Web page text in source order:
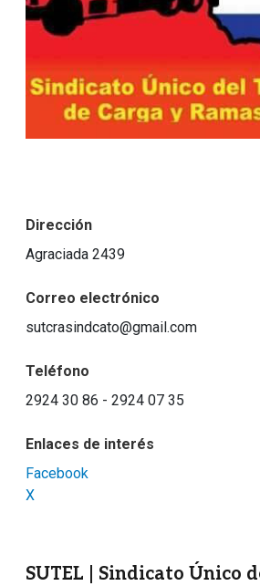
Dirección
Agraciada 2439
Correo electrónico
sutcrasindcato@gmail.com
Teléfono
2924 30 86 - 2924 07 35
Enlaces de interés
Facebook
X
SUTEL | Sindicato Único